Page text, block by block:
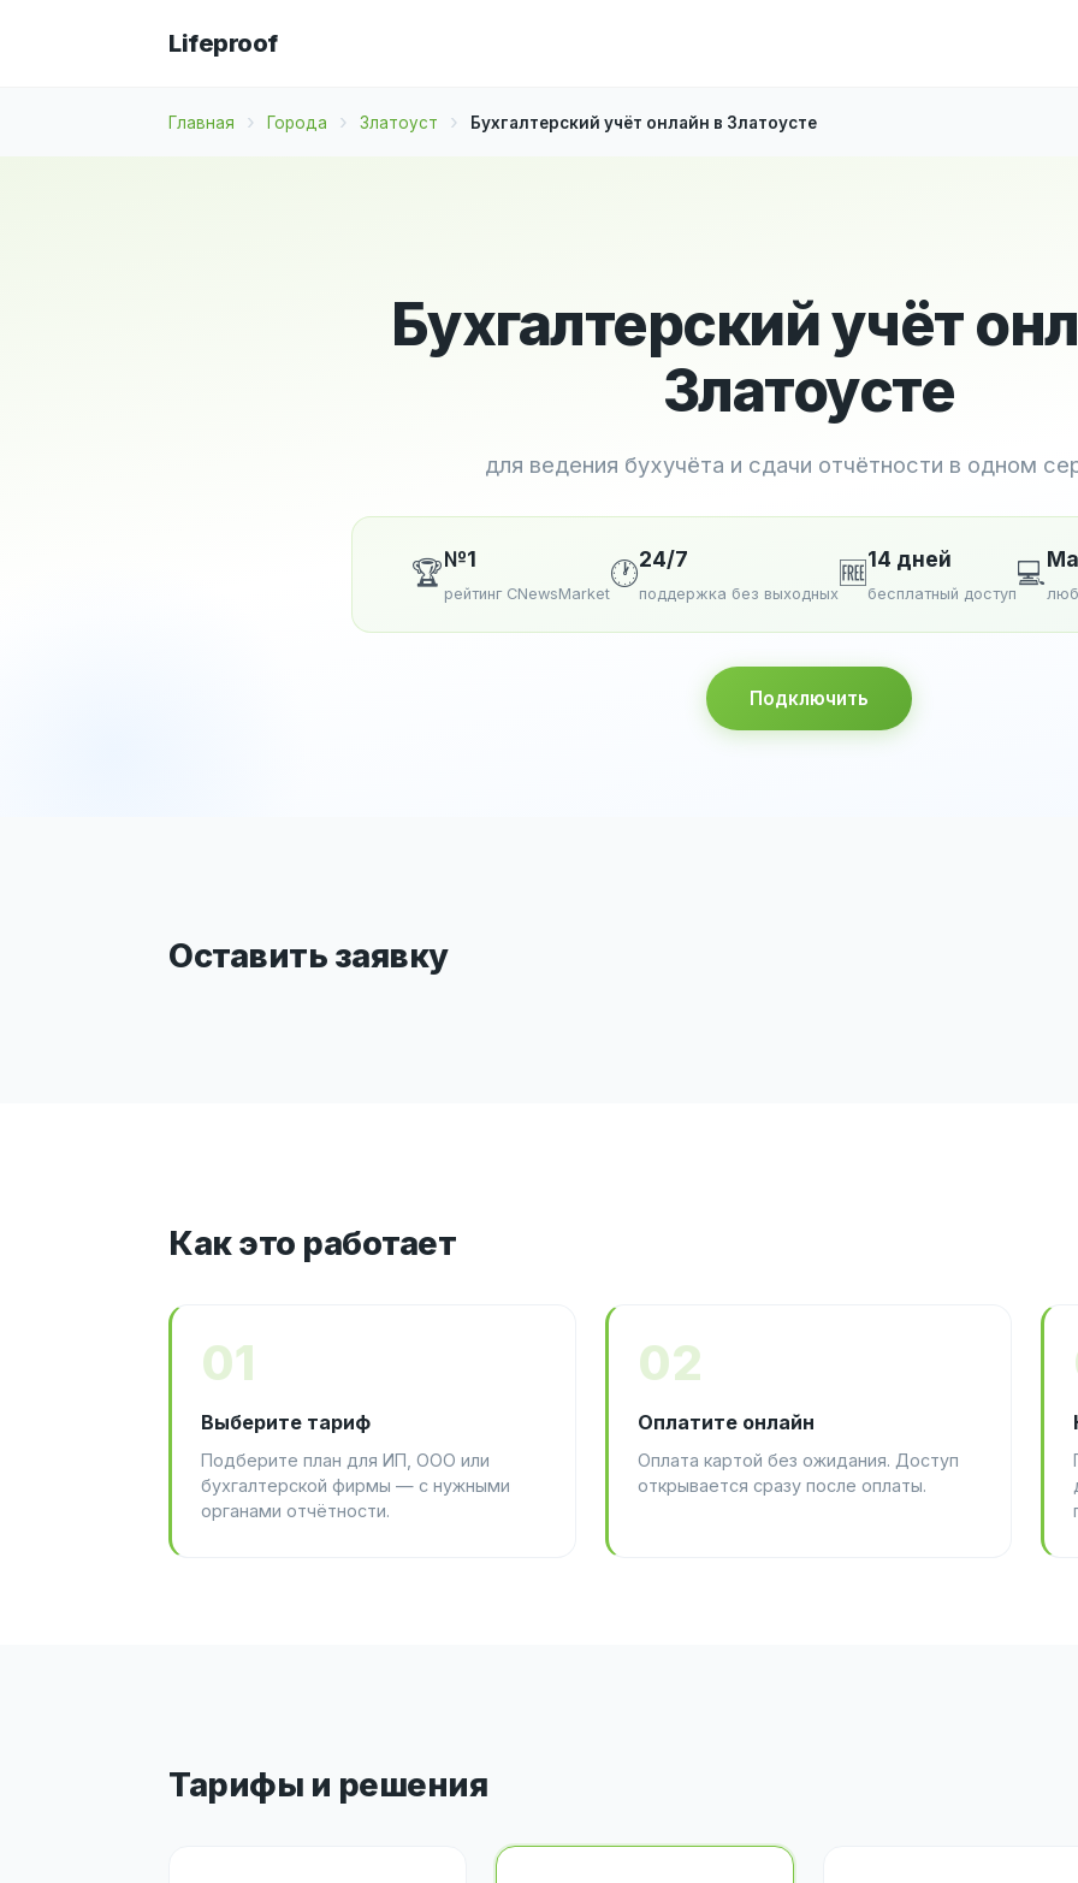
Lifeproof
Главная Города Златоуст Бухгалтерский учёт онлайн в Златоусте
Бухгалтерский учёт
Златоусте
для ведения бухучёта и сдачи отчётности в одном
🏆№1
рейтинг CNewsMarket
🕐24/7
поддержка без выходных
🆓14 дней
бесплатный доступ
💻
Подключить
Оставить заявку
Как это работает
01
Выберите тариф
Подберите план для ИП, ООО или
бухгалтерской фирмы — с нужными
органами отчётности.
02
Оплатите онлайн
Оплата картой без ожидания. Доступ
открывается сразу после оплаты.
Тарифы и решения